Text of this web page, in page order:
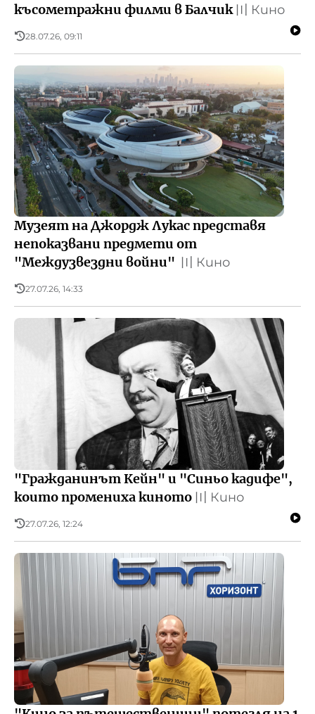
късометражни филми в Балчик 〣 Кино
28.07.26, 09:11
Музеят на Джордж Лукас представя
непоказвани предмети от
"Междузвездни войни" 〣 Кино
27.07.26, 14:33
"Гражданинът Кейн" и "Синьо кадифе",
които промениха киното 〣 Кино
27.07.26, 12:24